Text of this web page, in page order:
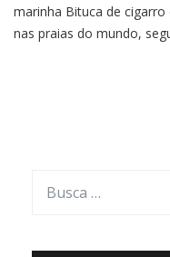
marinha Bituca de
nas praias do mundo,